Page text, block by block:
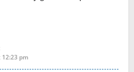
pm